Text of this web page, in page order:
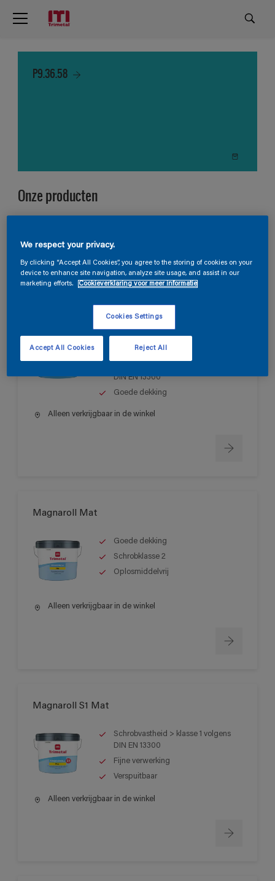
P9.36.58
Onze producten
Filter
Matte, oplosmiddelvrije muurverf
voor binnen
DIN EN 13300
Goede dekking
Alleen verkrijgbaar in de winkel
Magnaroll Mat
Goede dekking
Schrobklasse 2
Oplosmiddelvrij
Alleen verkrijgbaar in de winkel
Magnaroll S1 Mat
Schrobvastheid > klasse 1 volgens
DIN EN 13300
Fijne verwerking
Verspuitbaar
Alleen verkrijgbaar in de winkel
We respect your privacy.
By clicking “Accept All Cookies”, you agree to the storing of cookies on your
device to enhance site navigation, analyze site usage, and assist in our
marketing efforts.
Cookieverklaring voor meer informatie
Cookies Settings
Reject All
Accept All Cookies